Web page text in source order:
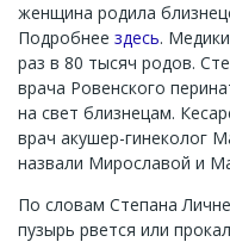
женщина родила
Подробнее здесь.
раз в 80 тысяч родов.
врача Ровенского
на свет близнецам.
врач акушер-гинеколог
назвали Мирославой и
По словам Степана
пузырь рвется или